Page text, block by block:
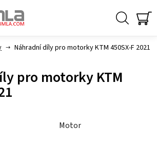
Náhradní díly pro motorky KTM 450SX-F 2021
pro motorky KTM
Motor